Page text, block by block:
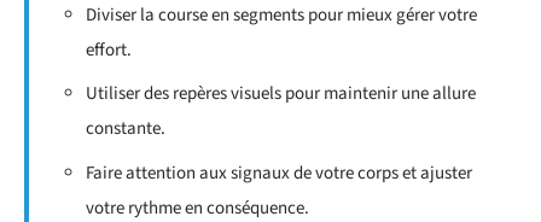
Diviser la course en segments pour mieux gérer votre
effort.
Utiliser des repères visuels pour maintenir une allure
constante.
Faire attention aux signaux de votre corps et ajuster
votre rythme en conséquence.